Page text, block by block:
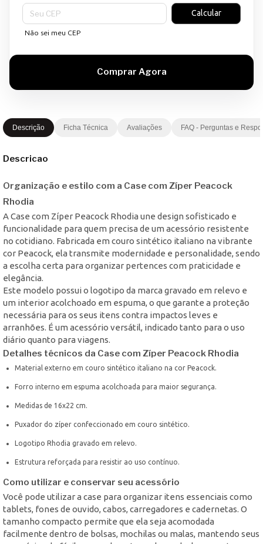
Entregas para o CEP:
Calcular
Não sei meu CEP
Descrição Ficha Técnica Avaliações FAQ - Perguntas e
Descricao
Organização e estilo com a Case com Zíper Peacock
Rhodia
A Case com Zíper Peacock Rhodia une design sofisticado e
funcionalidade para quem precisa de um acessório resistente
no cotidiano. Fabricada em couro sintético italiano na vibrante
cor Peacock, ela transmite modernidade e personalidade, sendo
a escolha certa para organizar pertences com praticidade e
elegância.
Este modelo possui o logotipo da marca gravado em relevo e
um interior acolchoado em espuma, o que garante a proteção
necessária para os seus itens contra impactos leves e
arranhões. É um acessório versátil, indicado tanto para o uso
diário quanto para viagens.
Detalhes técnicos da Case com Zíper Peacock Rhodia
Material externo em couro sintético italiano na cor Peacock.
Forro interno em espuma acolchoada para maior segurança.
Medidas de 16x22 cm.
Puxador do zíper confeccionado em couro sintético.
Logotipo Rhodia gravado em relevo.
Estrutura reforçada para resistir ao uso contínuo.
Como utilizar e conservar seu acessório
Você pode utilizar a case para organizar itens essenciais como
tablets, fones de ouvido, cabos, carregadores e cadernetas. O
tamanho compacto permite que ela seja acomodada
facilmente dentro de bolsas, mochilas ou malas, mantendo seus